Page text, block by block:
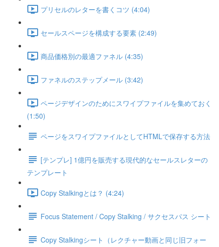
プリセルのレターを書くコツ (4:04)
セールスページを構成する要素 (2:49)
商品価格別の最適ファネル (4:35)
ファネルのステップメール (3:42)
ページデザインのためにスワイプファイルを集めておく
(1:50)
ページをスワイプファイルとしてHTMLで保存する方法
[テンプレ] 1億円を販売する現代的なセールスレターの
テンプレート
Copy Stalkingとは？ (4:24)
Focus Statement / Copy Stalking / サクセスパス シート
Copy Stalkingシート（レクチャー動画と同じ旧フォー